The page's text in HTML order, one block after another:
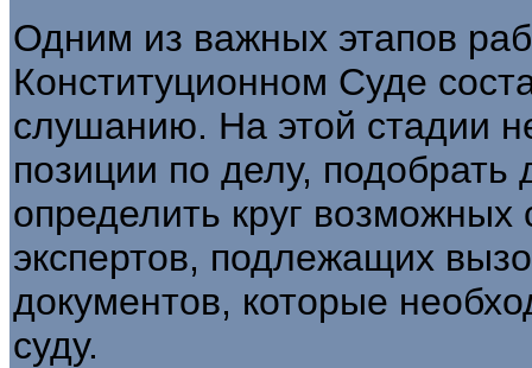
Одним из важных этапов
Конституционном Суде
слушанию. На этой стадии
позиции по делу,
определить круг возможных
экспертов, подлежащих
документов, которые
суду.